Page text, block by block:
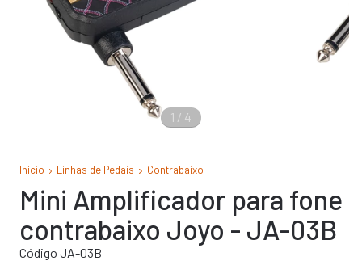
1 / 4
Início Linhas de Pedais Contrabaixo
Mini Amplificador para fone
contrabaixo Joyo - JA-03B
Código JA-03B